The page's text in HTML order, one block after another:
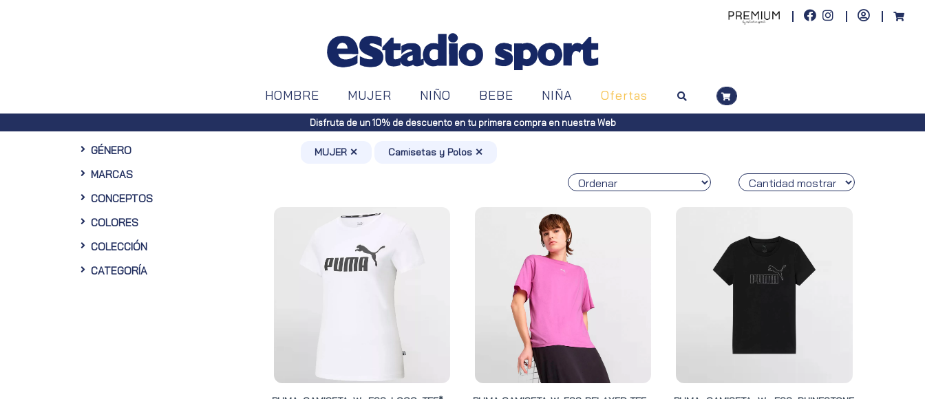
HOMBRE MUJER NIÑO BEBE NIÑA Ofertas
Envíos gratuitos a toda España (Canarias, pedidos superiores a 50€. Península, pedidos superiores a 100€)
GÉNERO
MARCAS
CONCEPTOS
COLORES
COLECCIÓN
CATEGORÍA
MUJER ✕ Camisetas y Polos ✕